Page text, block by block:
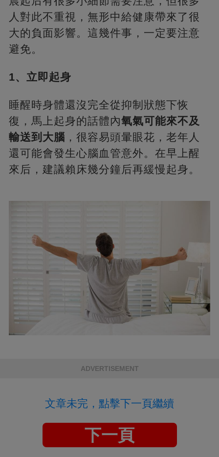
人對此不重視，無形中給健康帶來了很
大的負面影響。這幾件事，一定要注意
避免。
1、立即起身
睡醒時身體還沒完全從抑制狀態下恢
復，馬上起身的話體內氧氣可能來不及
輸送到大腦 ，很容易頭暈眼花，老年人
還可能會發生心腦血管意外。在早上醒
來后，建議賴床幾分鐘后再緩慢起身。
ADVERTISEMENT
文章未完，點擊下一頁繼續
下一頁